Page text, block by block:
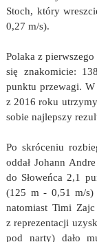
Stoch, który
0,27 m/s).
Polaka z pierwszego
się znakomicie:
punktu przewagi.
z 2016 roku
sobie najlepszy
Po skróceniu
oddał Johann
do Słoweńca 2,1
(125 m - 0,51 m/s)
natomiast Timi
z reprezentacji
pod narty) dało